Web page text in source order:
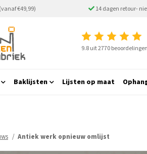
€49,99) 14 dagen retour-
9.8 uit 2770 beoordelingen
Baklijsten Lijsten op maat
Antiek werk opnieuw omlijst